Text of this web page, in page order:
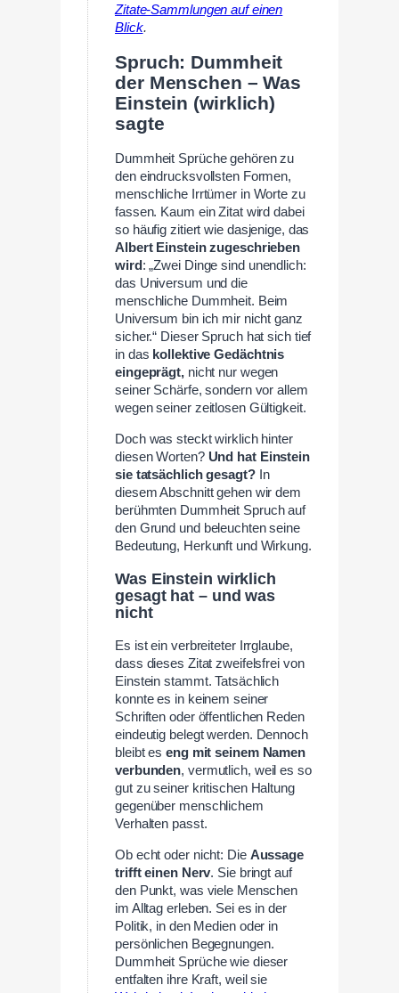
Zitate-Sammlungen auf einen
Blick.
Spruch: Dummheit
der Menschen – Was
Einstein (wirklich)
sagte
Dummheit Sprüche gehören zu
den eindrucksvollsten Formen,
menschliche Irrtümer in Worte zu
fassen. Kaum ein Zitat wird dabei
so häufig zitiert wie dasjenige, das
Albert Einstein zugeschrieben
wird: „Zwei Dinge sind unendlich:
das Universum und die
menschliche Dummheit. Beim
Universum bin ich mir nicht ganz
sicher.“ Dieser Spruch hat sich tief
in das kollektive Gedächtnis
eingeprägt,nicht nur wegen
seiner Schärfe, sondern vor allem
wegen seiner zeitlosen Gültigkeit.
Doch was steckt wirklich hinter
diesen Worten? Und hat Einstein
sie tatsächlich gesagt?In
diesem Abschnitt gehen wir dem
berühmten Dummheit Spruch auf
den Grund und beleuchten seine
Bedeutung, Herkunft und Wirkung.
Was Einstein wirklich
gesagt hat – und was
nicht
Es ist ein verbreiteter Irrglaube,
dass dieses Zitat zweifelsfrei von
Einstein stammt. Tatsächlich
konnte es in keinem seiner
Schriften oder öffentlichen Reden
eindeutig belegt werden. Dennoch
bleibt eseng mit seinem Namen
verbunden, vermutlich, weil es so
gut zu seiner kritischen Haltung
gegenüber menschlichem
Verhalten passt.
Ob echt oder nicht: Die Aussage
trifft einen Nerv. Sie bringt auf
den Punkt, was viele Menschen
im Alltag erleben. Sei es in der
Politik, in den Medien oder in
persönlichen Begegnungen.
Dummheit Sprüche wie dieser
entfalten ihre Kraft, weil sie